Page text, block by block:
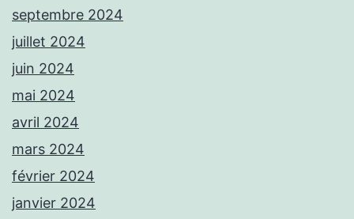
septembre 2024
juillet 2024
juin 2024
mai 2024
avril 2024
mars 2024
février 2024
janvier 2024